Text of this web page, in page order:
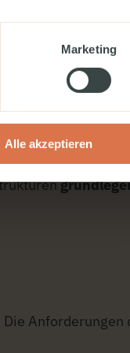
Marketing
Alle akzeptieren
Die